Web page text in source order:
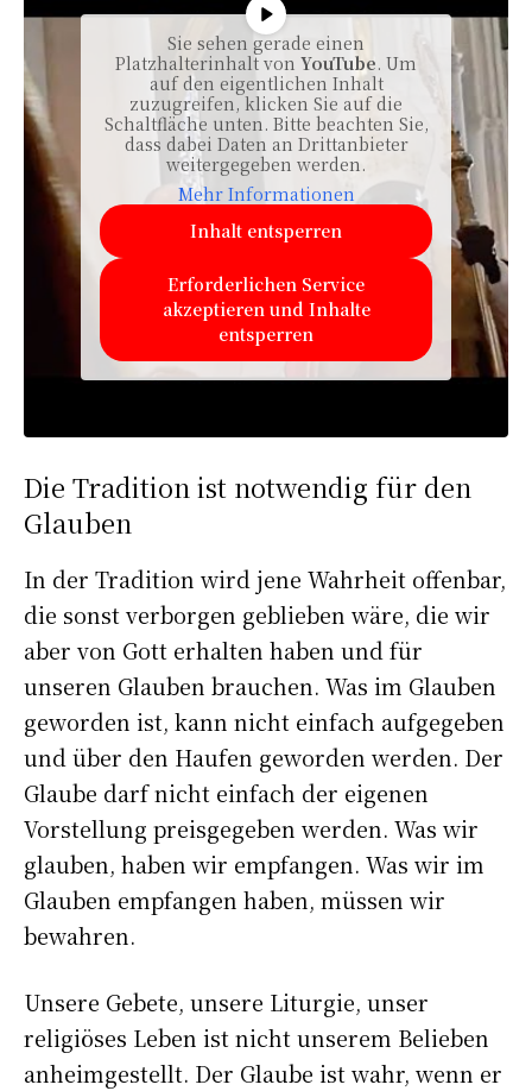
Sie sehen gerade einen
Platzhalterinhalt von YouTube. Um
auf den eigentlichen Inhalt
zuzugreifen, klicken Sie auf die
Schaltfläche unten. Bitte beachten Sie,
dass dabei Daten an Drittanbieter
weitergegeben werden.
Mehr Informationen
Inhalt entsperren
Erforderlichen Service
akzeptieren und Inhalte
entsperren
Die Tradition ist notwendig für den
Glauben
In der Tradition wird jene Wahrheit offenbar,
die sonst verborgen geblieben wäre, die wir
aber von Gott erhalten haben und für
unseren Glauben brauchen. Was im Glauben
geworden ist, kann nicht einfach aufgegeben
und über den Haufen geworden werden. Der
Glaube darf nicht einfach der eigenen
Vorstellung preisgegeben werden. Was wir
glauben, haben wir empfangen. Was wir im
Glauben empfangen haben, müssen wir
bewahren.
Unsere Gebete, unsere Liturgie, unser
religiöses Leben ist nicht unserem Belieben
anheimgestellt. Der Glaube ist wahr, wenn er